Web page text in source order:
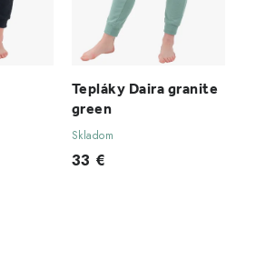
Tepláky Daira granite
green
Skladom
33 €